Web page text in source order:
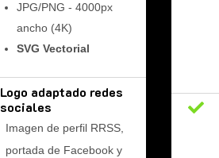
JPG/PNG - 4000px
ancho (4K)
SVG Vectorial
Logo adaptado redes
sociales
Imagen de perfil RRSS,
portada de Facebook y
